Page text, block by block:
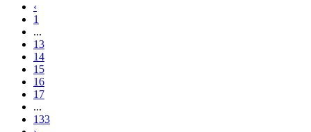
‹
1
...
13
14
15
16
17
...
133